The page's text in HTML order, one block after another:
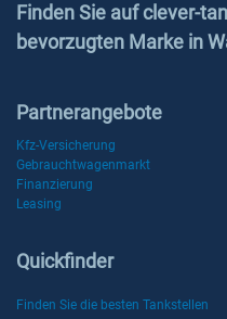
Finden Sie auf clever-
bevorzugten Marke in
Partnerangebote
Kfz-Versicherung
Gebrauchtwagenmarkt
Finanzierung
Leasing
Quickfinder
Finden Sie die besten Tankstellen